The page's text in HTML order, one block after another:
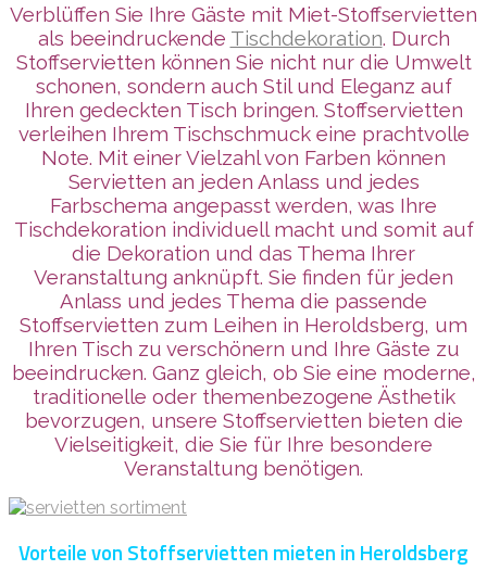
Verblüffen Sie Ihre Gäste mit Miet-Stoffservietten
als beeindruckende Tischdekoration. Durch
Stoffservietten können Sie nicht nur die Umwelt
schonen, sondern auch Stil und Eleganz auf
Ihren gedeckten Tisch bringen. Stoffservietten
verleihen Ihrem Tischschmuck eine prachtvolle
Note. Mit einer Vielzahl von Farben können
Servietten an jeden Anlass und jedes
Farbschema angepasst werden, was Ihre
Tischdekoration individuell macht und somit auf
die Dekoration und das Thema Ihrer
Veranstaltung anknüpft. Sie finden für jeden
Anlass und jedes Thema die passende
Stoffservietten zum Leihen in Heroldsberg, um
Ihren Tisch zu verschönern und Ihre Gäste zu
beeindrucken. Ganz gleich, ob Sie eine moderne,
traditionelle oder themenbezogene Ästhetik
bevorzugen, unsere Stoffservietten bieten die
Vielseitigkeit, die Sie für Ihre besondere
Veranstaltung benötigen.
Vorteile von Stoffservietten mieten in Heroldsberg